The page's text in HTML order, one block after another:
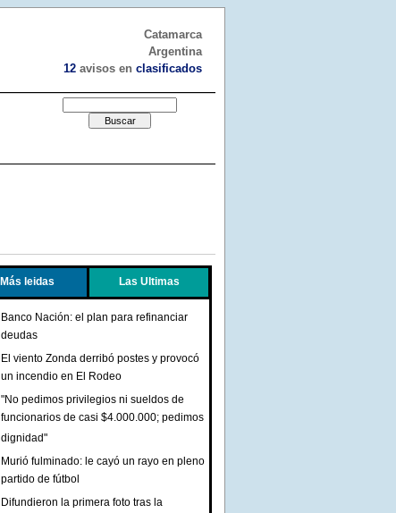
Catamarca
Argentina
12 avisos en clasificados
Más leidas Las Ultimas
Banco Nación: el plan para refinanciar
deudas
El viento Zonda derribó postes y provocó
un incendio en El Rodeo
"No pedimos privilegios ni sueldos de
funcionarios de casi $4.000.000; pedimos
dignidad"
Murió fulminado: le cayó un rayo en pleno
partido de fútbol
Difundieron la primera foto tras la